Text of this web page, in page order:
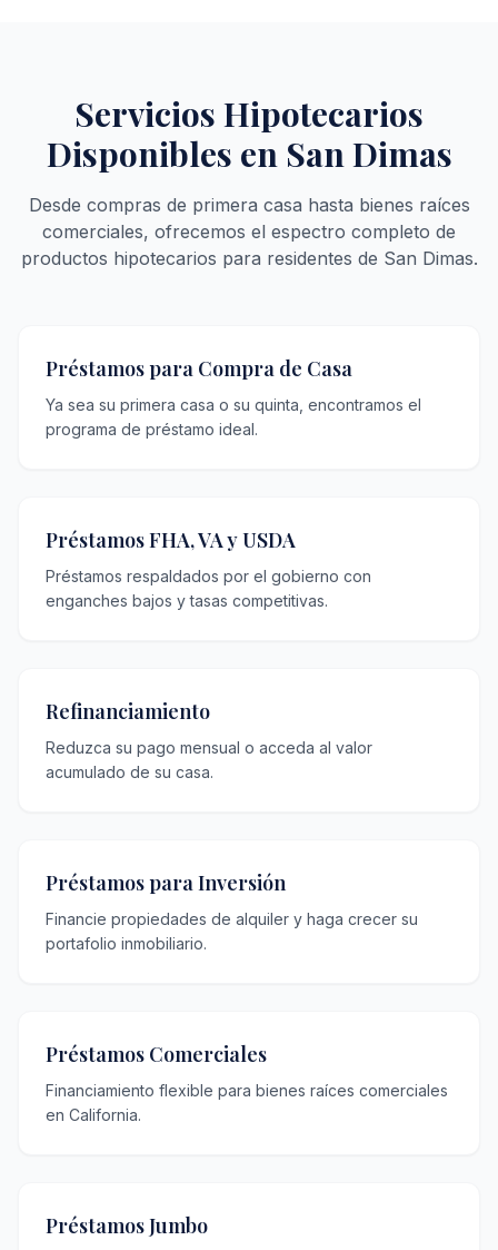
Servicios Hipotecarios
Disponibles en San Dimas
Desde compras de primera casa hasta bienes raíces
comerciales, ofrecemos el espectro completo de
productos hipotecarios para residentes de San Dimas.
Préstamos para Compra de Casa
Ya sea su primera casa o su quinta, encontramos el
programa de préstamo ideal.
Préstamos FHA, VA y USDA
Préstamos respaldados por el gobierno con
enganches bajos y tasas competitivas.
Refinanciamiento
Reduzca su pago mensual o acceda al valor
acumulado de su casa.
Préstamos para Inversión
Financie propiedades de alquiler y haga crecer su
portafolio inmobiliario.
Préstamos Comerciales
Financiamiento flexible para bienes raíces comerciales
en California.
Préstamos Jumbo